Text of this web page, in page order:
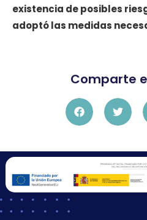
existencia de posibles
adoptó las medidas
Comparte